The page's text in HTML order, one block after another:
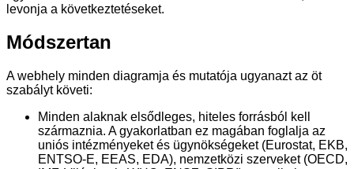
levonja a következtetéseket.
Módszertan
A webhely minden diagramja és mutatója ugyanazt az öt
szabályt követi:
Minden alaknak elsődleges, hiteles forrásból kell
származnia. A gyakorlatban ez magában foglalja az
uniós intézményeket és ügynökségeket (Eurostat, EKB,
ENTSO-E, EEAS, EDA), nemzetközi szerveket (OECD,